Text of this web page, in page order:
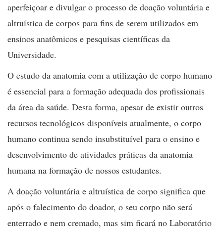
aperfeiçoar e divulgar o processo de doação voluntária e
altruística de corpos para fins de serem utilizados em
ensinos anatômicos e pesquisas científicas da
Universidade.
O estudo da anatomia com a utilização de corpo humano
é essencial para a formação adequada dos profissionais
da área da saúde. Desta forma, apesar de existir outros
recursos tecnológicos disponíveis atualmente, o corpo
humano continua sendo insubstituível para o ensino e
desenvolvimento de atividades práticas da anatomia
humana na formação de nossos estudantes.
A doação voluntária e altruística de corpo significa que
após o falecimento do doador, o seu corpo não será
enterrado e nem cremado, mas sim ficará no Laboratório